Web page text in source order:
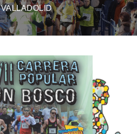
VALLADOLID